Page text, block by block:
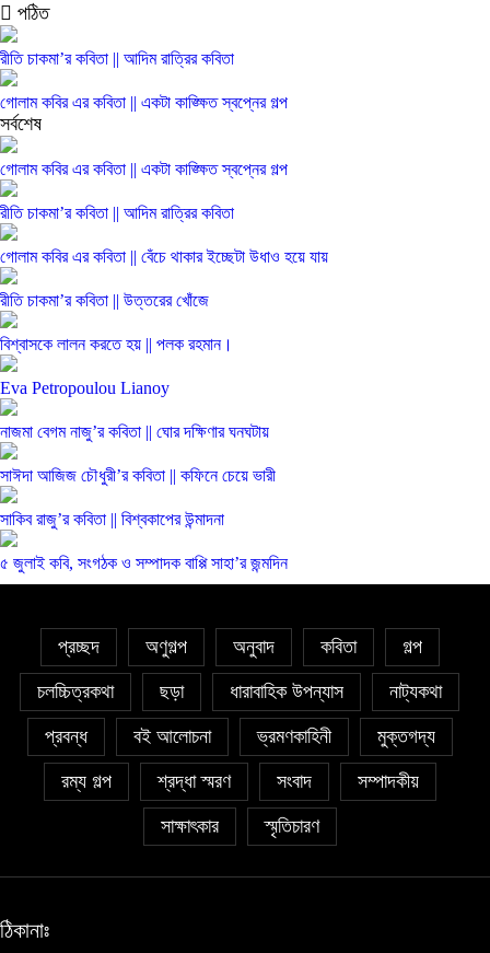
পঠিত
রীতি চাকমা’র কবিতা || আদিম রাত্রির কবিতা
গোলাম কবির এর কবিতা || একটা কাঙ্ক্ষিত স্বপ্নের গল্প
সর্বশেষ
গোলাম কবির এর কবিতা || একটা কাঙ্ক্ষিত স্বপ্নের গল্প
রীতি চাকমা’র কবিতা || আদিম রাত্রির কবিতা
গোলাম কবির এর কবিতা || বেঁচে থাকার ইচ্ছেটা উধাও হয়ে যায়
রীতি চাকমা’র কবিতা || উত্তরের খোঁজে
বিশ্বাসকে লালন করতে হয় || পলক রহমান।
Eva Petropoulou Lianoy
নাজমা বেগম নাজু’র কবিতা || ঘোর দক্ষিণার ঘনঘটায়
সাঈদা আজিজ চৌধুরী’র কবিতা || কফিনে চেয়ে ভারী
সাকিব রাজু’র কবিতা || বিশ্বকাপের উন্মাদনা
৫ জুলাই কবি, সংগঠক ও সম্পাদক বাপ্পি সাহা’র জন্মদিন
প্রচ্ছদ অণুগল্প অনুবাদ কবিতা গল্প
চলচ্চিত্রকথা ছড়া ধারাবাহিক উপন্যাস নাট্যকথা
প্রবন্ধ বই আলোচনা ভ্রমণকাহিনী মুক্তগদ্য
রম্য গল্প শ্রদ্ধা স্মরণ সংবাদ সম্পাদকীয়
সাক্ষাৎকার স্মৃতিচারণ
ঠিকানাঃ